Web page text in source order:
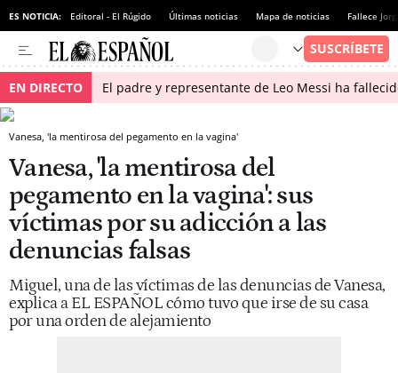
ES NOTICIA: Editoral - El Rúgido Últimas noticias Mapa de noticias Fallece
EN DIRECTO El padre y representante de Leo Messi ha
Vanesa, 'la mentirosa del pegamento en la vagina'
Vanesa, 'la mentirosa del
pegamento en la vagina': sus
víctimas por su adicción a las
denuncias falsas
Miguel, una de las víctimas de las denuncias de Vanesa,
explica a EL ESPAÑOL cómo tuvo que irse de su casa
por una orden de alejamiento